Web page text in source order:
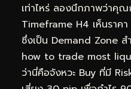
เท่าไหร่ ลองนึกภาพว่าคุ
Timeframe H4 เห็นราค
ซึ่งเป็น Demand Zone
how to trade most
ว่านี่คือจังหวะ Buy ที่มี